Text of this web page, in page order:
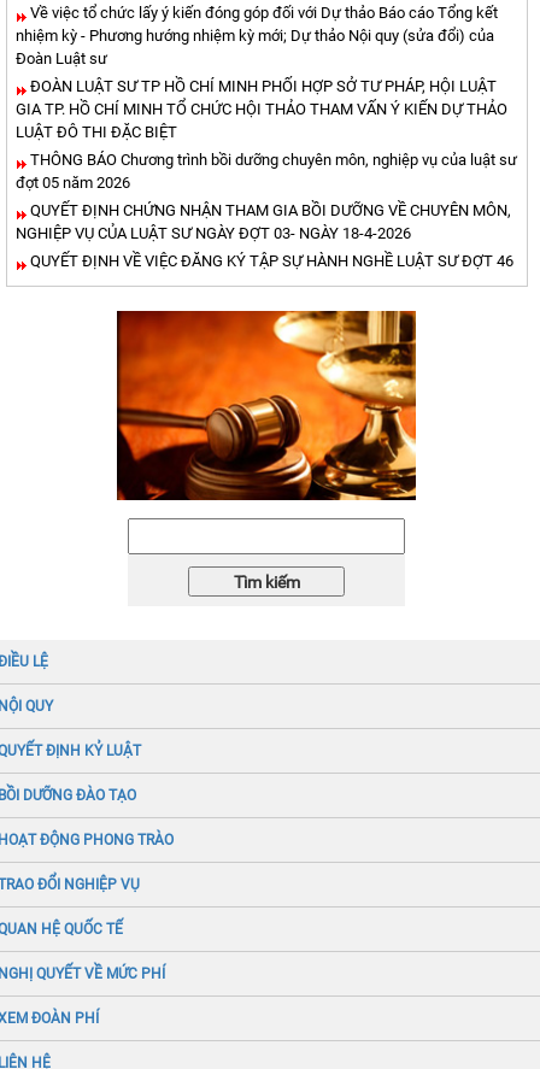
Về việc tổ chức lấy ý kiến đóng góp đối với Dự thảo Báo cáo Tổng kết
nhiệm kỳ - Phương hướng nhiệm kỳ mới; Dự thảo Nội quy (sửa đổi) của
Đoàn Luật sư
ĐOÀN LUẬT SƯ TP HỒ CHÍ MINH PHỐI HỢP SỞ TƯ PHÁP, HỘI LUẬT
GIA TP. HỒ CHÍ MINH TỔ CHỨC HỘI THẢO THAM VẤN Ý KIẾN DỰ THẢO
LUẬT ĐÔ THI ĐẶC BIỆT
THÔNG BÁO Chương trình bồi dưỡng chuyên môn, nghiệp vụ của luật sư
đợt 05 năm 2026
QUYẾT ĐỊNH CHỨNG NHẬN THAM GIA BỒI DƯỠNG VỀ CHUYÊN MÔN,
NGHIỆP VỤ CỦA LUẬT SƯ NGÀY ĐỢT 03- NGÀY 18-4-2026
QUYẾT ĐỊNH VỀ VIỆC ĐĂNG KÝ TẬP SỰ HÀNH NGHỀ LUẬT SƯ ĐỢT 46
LỆ
QUY
ĐỊNH KỶ LUẬT
DƯỠNG ĐÀO TẠO
ĐỘNG PHONG TRÀO
ĐỔI NGHIỆP VỤ
HỆ QUỐC TẾ
QUYẾT VỀ MỨC PHÍ
ĐOÀN PHÍ
HỆ